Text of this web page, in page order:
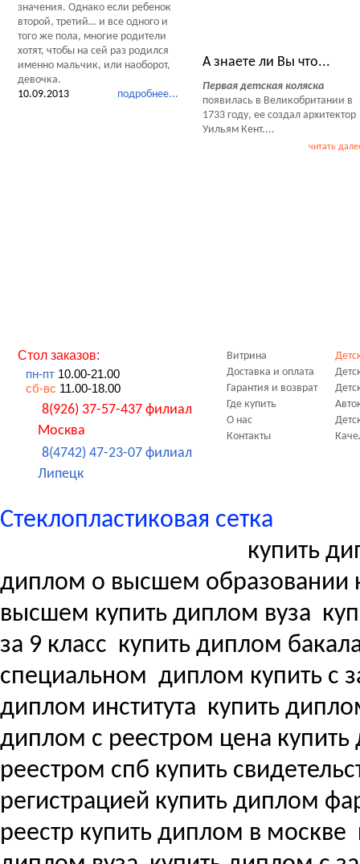
А знаете ли Вы что...
Первая детская коляска
появилась в Великобритании в
1733 году, ее создал архитектор
Уильям Кент....
читать
значения. Однако если ребенок
второй, третий… и все одного и
того же пола, многие родители
хотят, чтобы на сей раз родился
именно мальчик, или наоборот,
девочка.
подробнее...
10.09.2013
Стол заказов:
пн-пт 10.00-21.00
сб-вс 11.00-18.00
8(926) 37-57-437 филиал
Москва
8(4742) 47-23-07 филиал
Липецк
Витрина
Доставка и оплата
Гарантия и возврат
Где купить
О нас
Контакты
Стеклопластиковая сетка
купить
диплом о высшем образовании
высшем купить диплом вуза
за 9 класс купить диплом
специальном диплом купить с
диплом института купить
диплом с реестром цена
реестром спб купить
регистрацией купить диплом
реестр купить диплом в москве